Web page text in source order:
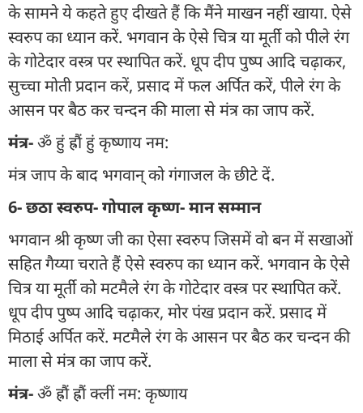
के सामने ये कहते हुए दीखते हैं कि मैंने माखन नहीं खाया. ऐसे
स्वरुप का ध्यान करें. भगवान के ऐसे चित्र या मूर्ती को पीले रंग
के गोटेदार वस्त्र पर स्थापित करें. धूप दीप पुष्प आदि चढ़ाकर,
सुच्चा मोती प्रदान करें, प्रसाद में फल अर्पित करें, पीले रंग के
आसन पर बैठ कर चन्दन की माला से मंत्र का जाप करें.
मंत्र-ॐ हुं ह्रौं हुं कृष्णाय नम:
मंत्र जाप के बाद भगवान् को गंगाजल के छीटे दें.
6- छठा स्वरुप- गोपाल कृष्ण- मान सम्मान
भगवान श्री कृष्ण जी का ऐसा स्वरुप जिसमें वो बन में सखाओं
सहित गैय्या चराते हैं ऐसे स्वरुप का ध्यान करें. भगवान के ऐसे
चित्र या मूर्ती को मटमैले रंग के गोटेदार वस्त्र पर स्थापित करें.
धूप दीप पुष्प आदि चढ़ाकर, मोर पंख प्रदान करें. प्रसाद में
मिठाई अर्पित करें. मटमैले रंग के आसन पर बैठ कर चन्दन की
माला से मंत्र का जाप करें.
मंत्र-ॐ ह्रौं ह्रौं क्लीं नम: कृष्णाय